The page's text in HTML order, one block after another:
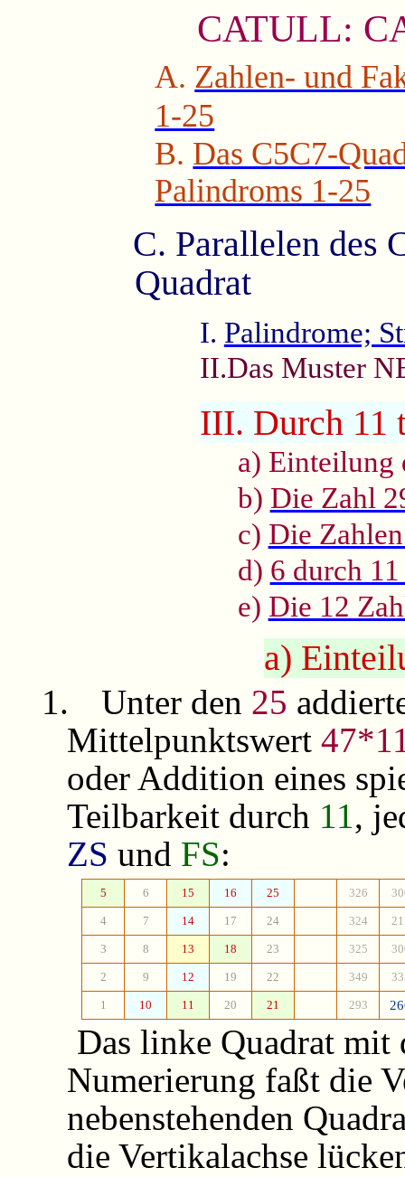
CATULL:
A. Zahlen- und
1-25
B. Das C5C7-
Palindroms 1-25
C. Parallelen des
Quadrat
I. Palindrome;
II.Das Muster
III. Durch 11
a) Einteilung
b) Die Zahl
c) Die
d) 6 durch
e) Die 12
a)
1. Unter den 25
Mittelpunktswert
oder Addition eines
Teilbarkeit durch 11,
ZS und FS:
5 6 15 16 25 326
4 7 14 17 24 324
3 8 13 18 23 325
2 9 12 19 22 349
1 10 11 20 21 293
Das linke Quadrat mit
Numerierung faßt die
nebenstehenden
die Vertikalachse